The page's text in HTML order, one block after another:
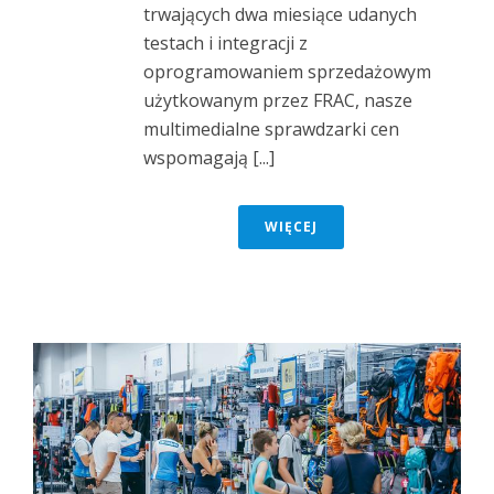
trwających dwa miesiące udanych
testach i integracji z
oprogramowaniem sprzedażowym
użytkowanym przez FRAC, nasze
multimedialne sprawdzarki cen
wspomagają [...]
WIĘCEJ